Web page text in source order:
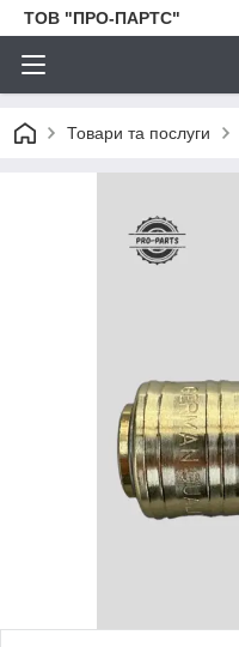
ТОВ "ПРО-ПАРТС"
Товари та послуги